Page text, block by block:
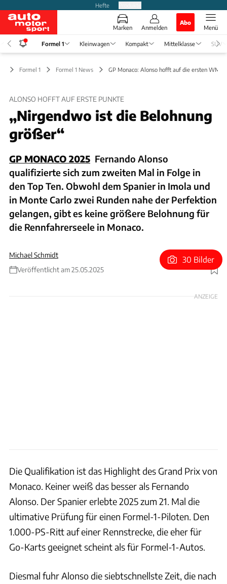
Hefte
Marken Anmelden
Abo
Menü
Formel 1 Kleinwagen Kompakt Mittelklasse SUV
Formel 1 Formel 1 News GP Monaco: Alonso hofft auf die ersten WM-
ALONSO HOFFT AUF ERSTE PUNKTE
„Nirgendwo ist die Belohnung
größer“
GP MONACO 2025 Fernando Alonso
qualifizierte sich zum zweiten Mal in Folge in
den Top Ten. Obwohl dem Spanier in Imola und
in Monte Carlo zwei Runden nahe der Perfektion
gelangen, gibt es keine größere Belohnung für
die Rennfahrerseele in Monaco.
Michael Schmidt
Veröffentlicht am 25.05.2025
Foto: Christophe Simon via Getty Images
30 Bilder
ANZEIGE
Die Qualifikation ist das Highlight des Grand Prix von
Monaco. Keiner weiß das besser als Fernando
Alonso. Der Spanier erlebte 2025 zum 21. Mal die
ultimative Prüfung für einen Formel-1-Piloten. Den
1.000-PS-Ritt auf einer Rennstrecke, die eher für
Go-Karts geeignet scheint als für Formel-1-Autos.
Diesmal fuhr Alonso die siebtschnellste Zeit, die nach